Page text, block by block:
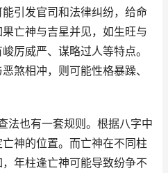
引发官司和法律纠纷，给命
亡神与吉星并见，如生旺与
厉威严、谋略过人等特点。
煞相冲，则可能性格暴躁、
法也有一套规则。根据八字中
神的位置。而亡神在不同柱
年柱逢亡神可能导致纷争不